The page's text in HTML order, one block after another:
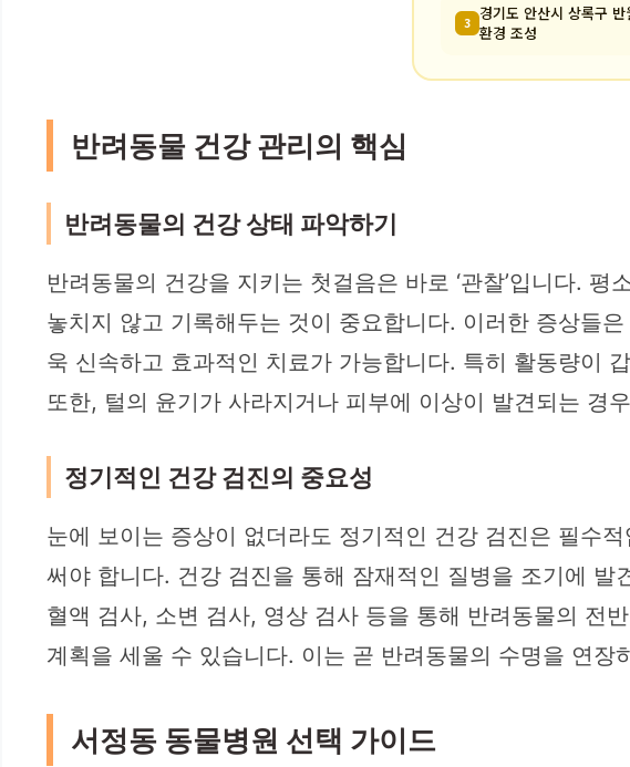
3 경기도 안산시 상록구
환경 조성
반려동물 건강 관리의 핵심
반려동물의 건강 상태 파악하기
반려동물의 건강을 지키는 첫걸음은 바로 ‘관찰’입니다.
놓치지 않고 기록해두는 것이 중요합니다. 이러한 증상들
욱 신속하고 효과적인 치료가 가능합니다. 특히 활동량이
또한, 털의 윤기가 사라지거나 피부에 이상이 발견되는 경
정기적인 건강 검진의 중요성
눈에 보이는 증상이 없더라도 정기적인 건강 검진은 필수
써야 합니다. 건강 검진을 통해 잠재적인 질병을 조기에
혈액 검사, 소변 검사, 영상 검사 등을 통해 반려동물의 전
계획을 세울 수 있습니다. 이는 곧 반려동물의 수명을 연
서정동 동물병원 선택 가이드